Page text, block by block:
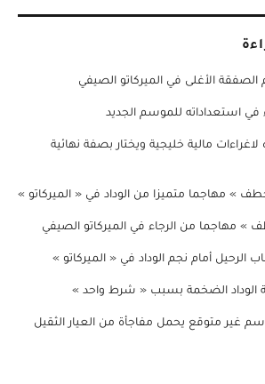
الأغلى في الميركاتو الصيفي
استعداداته للموسم الجديد
لاغراءات مالية خليجية ويختار بصفة نهائية
» مهاجما متميزا من الوداد في « الميركاتو »
» مهاجما من الرجاء في الميركاتو الصيفي
الرحيل أمام نجم الوداد في « الميركاتو »
الوداد الضخمة بسبب « شرط واحد »
اسم غير متوقع يحمل مفاجأة من العيار الثقيل